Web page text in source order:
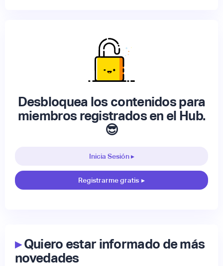
Desbloquea los contenidos para
miembros registrados en el Hub.
😎
Inicia Sesión ▸
Registrarme gratis ▸
▸Quiero estar informado de más
novedades